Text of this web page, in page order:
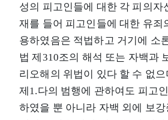
성의 피고인들에 대한 각 피의자
재를 들어 피고인들에 대한 유죄
용하였음은 적법하고 거기에 소
법 제310조의 해석 또는 자백과
리오해의 위법이 있다 할 수 없
제1.다의 범행에 관하여도 피고
하였을 뿐 아니라 자백 외에 보강